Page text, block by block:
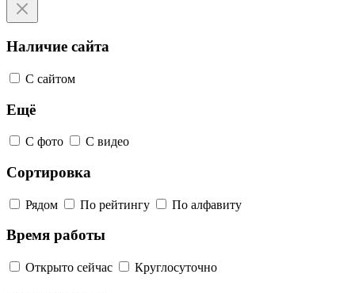
Наличие сайта
С сайтом
Ещё
С фото С видео
Сортировка
Рядом По рейтингу По алфавиту
Время работы
Открыто сейчас Круглосуточно